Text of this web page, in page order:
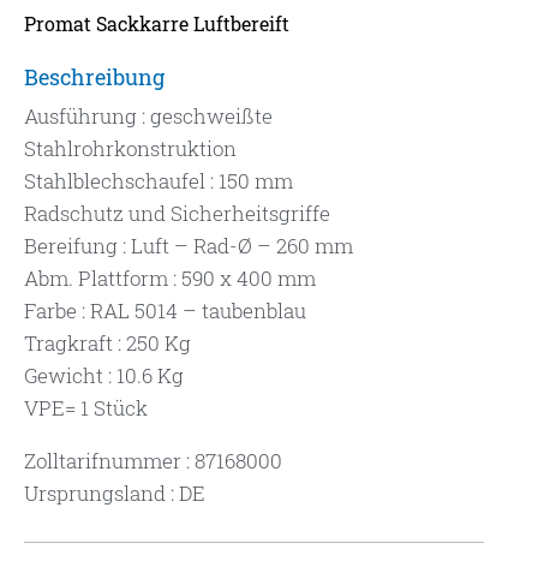
Promat Sackkarre Luftbereift
Beschreibung
Ausführung : geschweißte
Stahlrohrkonstruktion
Stahlblechschaufel : 150 mm
Radschutz und Sicherheitsgriffe
Bereifung : Luft – Rad-Ø – 260 mm
Abm. Plattform : 590 x 400 mm
Farbe : RAL 5014 – taubenblau
Tragkraft : 250 Kg
Gewicht : 10.6 Kg
VPE= 1 Stück
Zolltarifnummer : 87168000
Ursprungsland : DE